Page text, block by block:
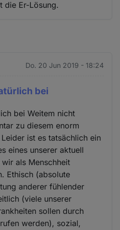
die Er-Lösung.
Do. 20 Jun 2019 - 18:24
bei
bei Weitem nicht
zu diesem enorm
ist es tatsächlich ein
eines unserer aktuell
als Menschheit
Ethisch (absolute
anderer fühlender
(viele unserer
sollen durch
werden), sozial,